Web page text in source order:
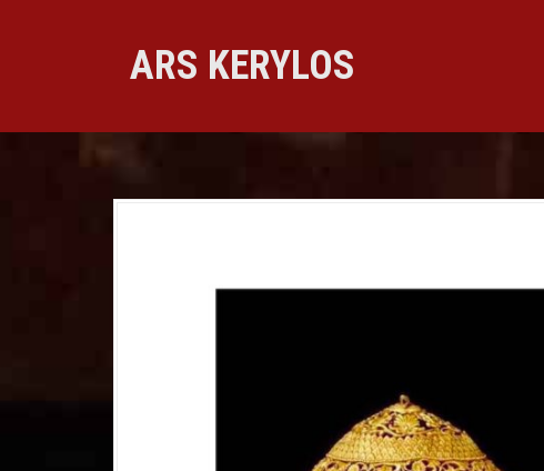
ARS KERYLOS